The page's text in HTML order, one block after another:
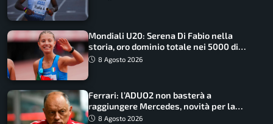
Mondiali U20: Serena Di Fabio nella
storia, oro dominio totale nei 5000 di
marcia
8 Agosto 2026
Ferrari: l’ADUO2 non basterà a
raggiungere Mercedes, novità per la
Macarena
8 Agosto 2026